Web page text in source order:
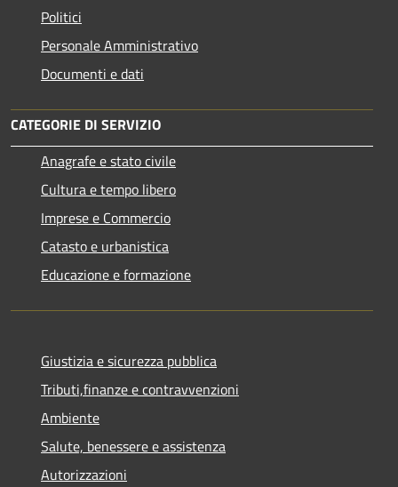
Politici
Personale Amministrativo
Documenti e dati
CATEGORIE DI SERVIZIO
Anagrafe e stato civile
Cultura e tempo libero
Imprese e Commercio
Catasto e urbanistica
Educazione e formazione
Giustizia e sicurezza pubblica
Tributi,finanze e contravvenzioni
Ambiente
Salute, benessere e assistenza
Autorizzazioni